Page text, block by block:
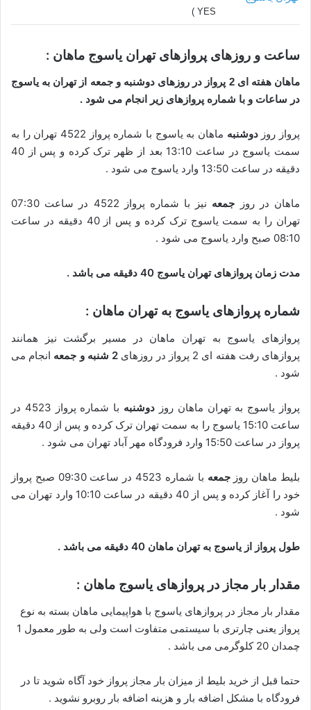
YES )
ساعت و روزهای پروازهای تهران یاسوج ماهان :
ماهان هفته ای 2 پرواز در روزهای دوشنبه و جمعه از تهران به یاسوج
در ساعات و با شماره پروازهای زیر انجام می شود .
پرواز روزدوشنبه
ماهان به یاسوج با شماره پرواز 4522 تهران را به
سمت یاسوج در ساعت 13:10 بعد از ظهر ترک کرده و پس از 40
دقیقه در ساعت 13:50 وارد یاسوج می شود .
ماهان در روز جمعه
نیز با شماره پرواز 4522 در ساعت 07:30
تهران را به سمت یاسوج ترک کرده و پس از 40 دقیقه در ساعت
08:10 صبح وارد یاسوج می شود .
مدت زمان پروازهای تهران یاسوج 40 دقیقه می باشد .
شماره پروازهای یاسوج به تهران ماهان :
پروازهای یاسوج به تهران ماهان در مسیر برگشت نیز همانند
پروازهای رفت هفته ای 2 پرواز در روزهای
انجام می
شود .
پرواز یاسوج به تهران ماهان روز دوشنبه
با شماره پرواز 4523 در
ساعت 15:10 یاسوج را به سمت تهران ترک کرده و پس از 40 دقیقه
پرواز در ساعت 15:50 وارد فرودگاه مهر آباد تهران می شود .
بلیط ماهان روزجمعه
با شماره 4523 در ساعت 09:30 صبح پرواز
خود را آغاز کرده و پس از 40 دقیقه در ساعت 10:10 وارد تهران می
شود .
طول پرواز از یاسوج به تهران ماهان 40 دقیقه می باشد .
مقدار بار مجاز در پروازهای یاسوج ماهان :
مقدار بار مجاز در پروازهای یاسوج با هواپیمایی ماهان بسته به نوع
پرواز یعنی چارتری با سیستمی متفاوت است ولی به طور معمول 1
چمدان 20 کلوگرمی می باشد .
حتما قبل از خرید بلیط از میزان بار مجاز پرواز خود آگاه شوید تا در
فرودگاه با مشکل اضافه بار و هزینه اضافه بار روبرو نشوید .